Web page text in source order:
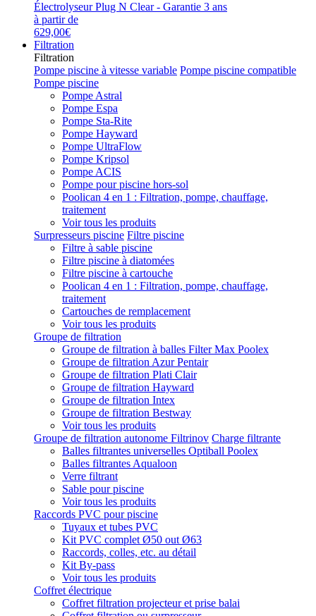
Électrolyseur Plug N Clear - Garantie 3 ans
à partir de
629,00€
Filtration
Filtration
Pompe piscine à vitesse variable Pompe piscine compatible
Pompe piscine
Pompe Astral
Pompe Espa
Pompe Sta-Rite
Pompe Hayward
Pompe UltraFlow
Pompe Kripsol
Pompe ACIS
Pompe pour piscine hors-sol
Poolican 4 en 1 : Filtration, pompe, chauffage,
traitement
Voir tous les produits
Surpresseurs piscine Filtre piscine
Filtre à sable piscine
Filtre piscine à diatomées
Filtre piscine à cartouche
Poolican 4 en 1 : Filtration, pompe, chauffage,
traitement
Cartouches de remplacement
Voir tous les produits
Groupe de filtration
Groupe de filtration à balles Filter Max Poolex
Groupe de filtration Azur Pentair
Groupe de filtration Plati Clair
Groupe de filtration Hayward
Groupe de filtration Intex
Groupe de filtration Bestway
Voir tous les produits
Groupe de filtration autonome Filtrinov Charge filtrante
Balles filtrantes universelles Optiball Poolex
Balles filtrantes Aqualoon
Verre filtrant
Sable pour piscine
Voir tous les produits
Raccords PVC pour piscine
Tuyaux et tubes PVC
Kit PVC complet Ø50 out Ø63
Raccords, colles, etc. au détail
Kit By-pass
Voir tous les produits
Coffret électrique
Coffret filtration projecteur et prise balai